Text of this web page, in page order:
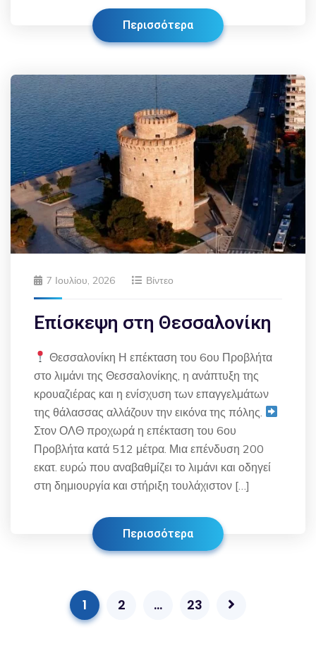
Περισσότερα
7 Ιουλίου, 2026 Βίντεο
Επίσκεψη στη Θεσσαλονίκη
Θεσσαλονίκη Η επέκταση του 6ου Προβλήτα
στο λιμάνι της Θεσσαλονίκης, η ανάπτυξη της
κρουαζιέρας και η ενίσχυση των επαγγελμάτων
της θάλασσας αλλάζουν την εικόνα της πόλης.
Στον ΟΛΘ προχωρά η επέκταση του 6ου
Προβλήτα κατά 512 μέτρα. Μια επένδυση 200
εκατ. ευρώ που αναβαθμίζει το λιμάνι και οδηγεί
στη δημιουργία και στήριξη τουλάχιστον […]
Περισσότερα
1 2 … 23